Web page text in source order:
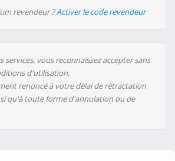
revendeur ?Activer le code revendeur
services, vous reconnaissez accepter sans
d'utilisation.
renoncé à votre délai de rétractation
qu'à toute forme d'annulation ou de